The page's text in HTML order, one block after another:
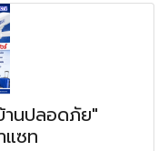
านปลอดภัย"
แซท